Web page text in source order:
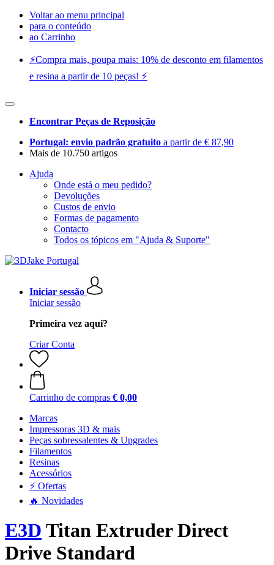
Voltar ao menu principal
para o conteúdo
ao Carrinho
⚡️Compra mais, poupa mais: 10% de desconto em filamentos
e resina a partir de 10 peças! ⚡️
Encontrar Peças de Reposição
Portugal: envio padrão gratuito a partir de € 87,90
Mais de 10.750 artigos
Ajuda
Onde está o meu pedido?
Devoluções
Custos de envio
Formas de pagamento
Contacto
Todos os tópicos em "Ajuda & Suporte"
Iniciar sessão
Iniciar sessão
Primeira vez aqui?
Criar Conta
Carrinho de compras € 0,00
Marcas
Impressoras 3D & mais
Peças sobressalentes & Upgrades
Filamentos
Resinas
Acessórios
⚡ Ofertas
🔥 Novidades
E3D Titan Extruder Direct
Drive Standard